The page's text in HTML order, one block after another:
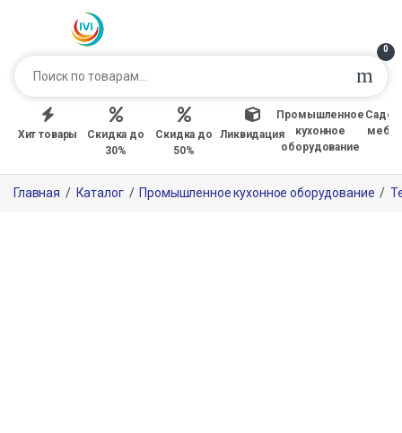
0
Хит товары
Скидка до
30%
Скидка до
50%
Ликвидация
Промышленное
кухонное
оборудование
Главная / Каталог / Промышленное кухонное оборудование /